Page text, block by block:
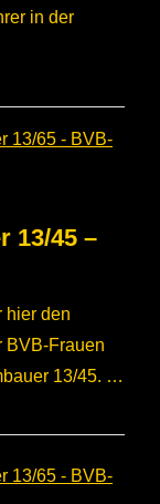
in der
13/45 –
hier den
BVB-Frauen
13/45. …